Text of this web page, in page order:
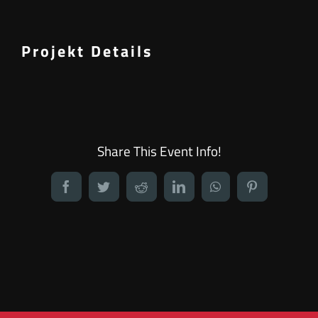
Projekt Details
Share This Event Info!
FacebookTwitterRedditLinkedInWhatsAppPinterest